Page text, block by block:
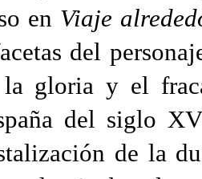
en Viaje
del
la gloria y el
del siglo
de la